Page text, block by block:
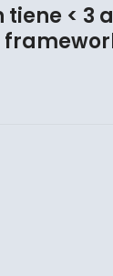
tiene < 3